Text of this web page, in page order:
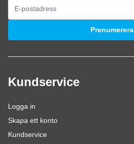
E-postadress
Prenumerera
Kundservice
Logga in
Skapa ett konto
Kundservice